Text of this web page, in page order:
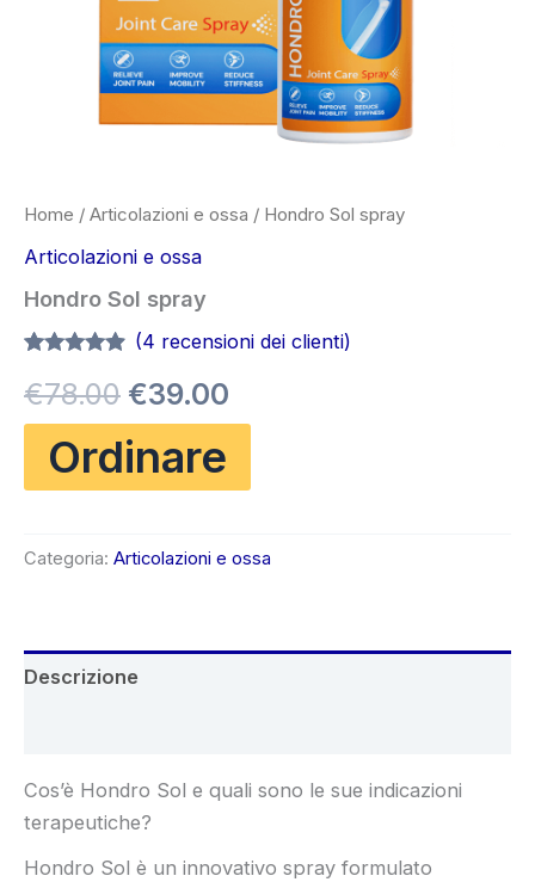
Home / Articolazioni e ossa / Hondro Sol spray
Articolazioni e ossa
Hondro Sol spray
su 5 su
base di
recensioni
(4 recensioni dei clienti)
€78.00 Il
prezzo
originale
€39.00
attuale
Ordinare
Categoria: Articolazioni e ossa
Descrizione
Cos’è Hondro Sol e quali sono le sue indicazioni
terapeutiche?
Hondro Sol è un innovativo spray formulato